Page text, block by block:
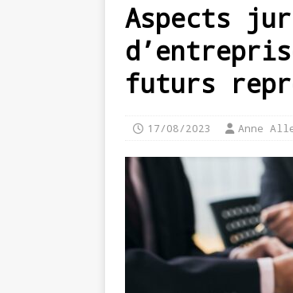
Aspects
futurs
17/08/2023 Anne